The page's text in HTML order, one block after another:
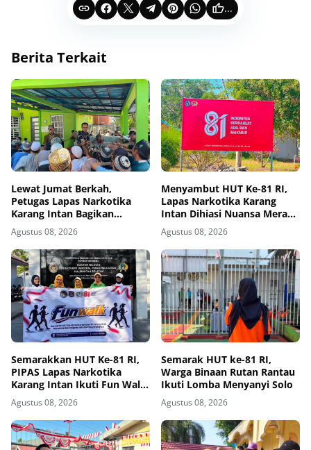
...
Berita Terkait
Lewat Jumat Berkah,
Petugas Lapas Narkotika
Karang Intan Bagikan
Makanan Kepada Warga
Binaan
Agustus 08, 2026
Menyambut HUT Ke-81 RI,
Lapas Narkotika Karang
Intan Dihiasi Nuansa Merah
Putih
Agustus 08, 2026
Semarakkan HUT Ke-81 RI,
PIPAS Lapas Narkotika
Karang Intan Ikuti Fun Walk
Kemenimipas Kalsel
Agustus 08, 2026
Semarak HUT ke-81 RI,
Warga Binaan Rutan Rantau
Ikuti Lomba Menyanyi Solo
Agustus 08, 2026